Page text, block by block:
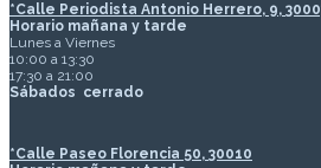
*Calle Periodista Antonio Herrero, 9,
Horario mañana y tarde
Lunes a Viernes
10:00 a 13:30
17:30 a 21:00
Sábados cerrado
*Calle Paseo Florencia 50, 30010